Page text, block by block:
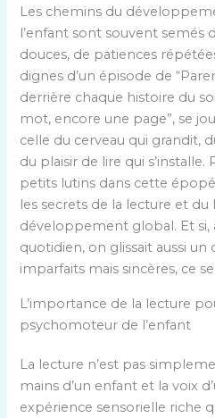
Les chemins du
l’enfant sont souvent semés
douces, de patiences
dignes d’un épisode de
derrière chaque histoire du
mot, encore une page”, se
celle du cerveau qui grandit,
du plaisir de lire qui
petits lutins dans cette
les secrets de la lecture et du
développement global. Et si,
quotidien, on glissait aussi un
imparfaits mais sincères, ce
L’importance de la lecture
psychomoteur de l’enfant
La lecture n’est pas
mains d’un enfant et la voix
expérience sensorielle riche